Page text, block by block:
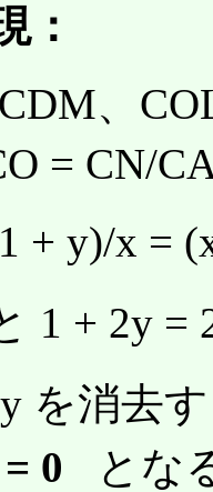
：
、
= CN/
+ y)/x =
1 + 2y =
を消去
0 とな